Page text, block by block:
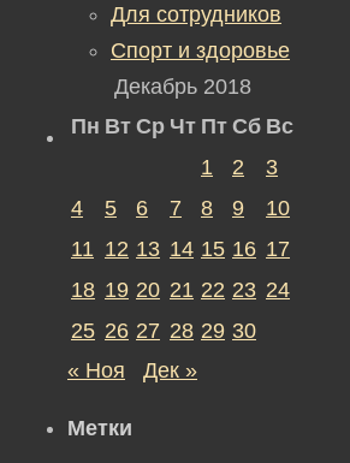
Для сотрудников
Спорт и здоровье
Декабрь 2018
Пн Вт Ср Чт Пт Сб Вс
1
2
3
4
5 6 7 8 9
10
11 12 13 14 15 16 17
18 19 20 21 22 23 24
25 26 27 28 29 30
« Ноя
Дек »
Метки